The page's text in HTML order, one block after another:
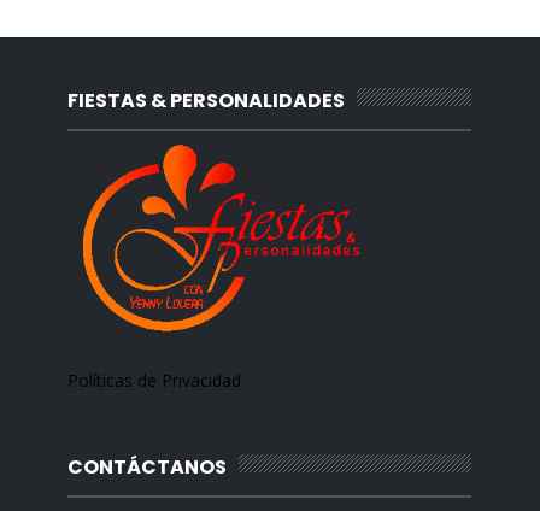
FIESTAS & PERSONALIDADES
Políticas de Privacidad
CONTÁCTANOS